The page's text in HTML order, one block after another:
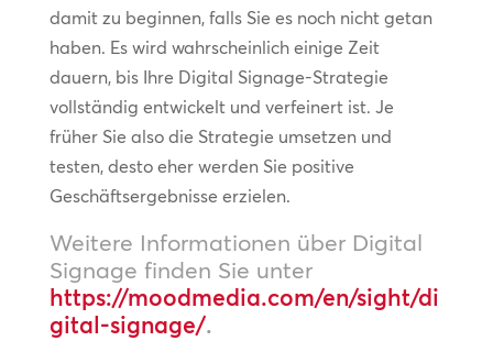
damit zu beginnen, falls Sie es noch nicht getan
haben. Es wird wahrscheinlich einige Zeit
dauern, bis Ihre Digital Signage-Strategie
vollständig entwickelt und verfeinert ist. Je
früher Sie also die Strategie umsetzen und
testen, desto eher werden Sie positive
Geschäftsergebnisse erzielen.
Weitere Informationen über Digital
Signage finden Sie unter
https://moodmedia.com/en/sight/di
gital-signage/.